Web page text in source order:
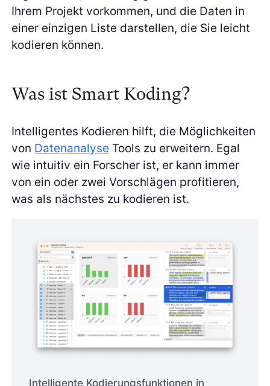
Ihrem Projekt vorkommen, und die Daten in
einer einzigen Liste darstellen, die Sie leicht
kodieren können.
Was ist Smart Koding?
Intelligentes Kodieren hilft, die Möglichkeiten
von Datenanalyse Tools zu erweitern. Egal
wie intuitiv ein Forscher ist, er kann immer
von ein oder zwei Vorschlägen profitieren,
was als nächstes zu kodieren ist.
Intelligente Kodierungsfunktionen in